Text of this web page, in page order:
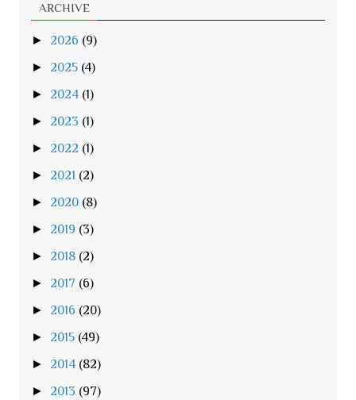
ARCHIVE
► 2026 (9)
► 2025 (4)
► 2024 (1)
► 2023 (1)
► 2022 (1)
► 2021 (2)
► 2020 (8)
► 2019 (3)
► 2018 (2)
► 2017 (6)
► 2016 (20)
► 2015 (49)
► 2014 (82)
► 2013 (97)